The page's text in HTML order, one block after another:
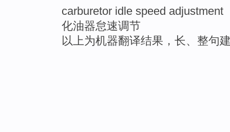
carburetor idle speed adjustment
化油器怠速调节
以上为机器翻译结果，长、整句